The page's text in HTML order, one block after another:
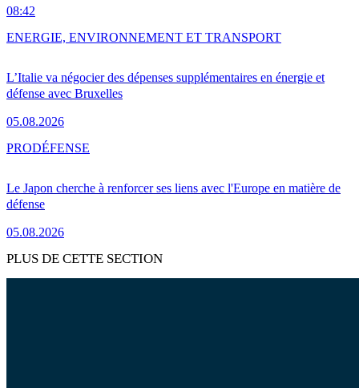
08:42
L’Italie va négocier des dépenses supplémentaires en énergie et
défense avec Bruxelles
05.08.2026
ENERGIE, ENVIRONNEMENT ET TRANSPORT
Le Japon cherche à renforcer ses liens avec l'Europe en matière de
défense
05.08.2026
PRODÉFENSE
PLUS DE CETTE SECTION